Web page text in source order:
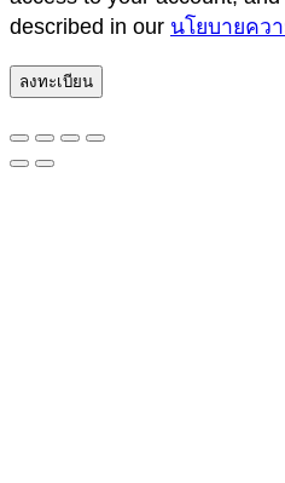
described in our นโยบายคว
ลงทะเบียน